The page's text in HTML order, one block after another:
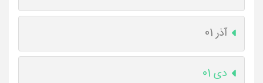
آذر 01
دی 01